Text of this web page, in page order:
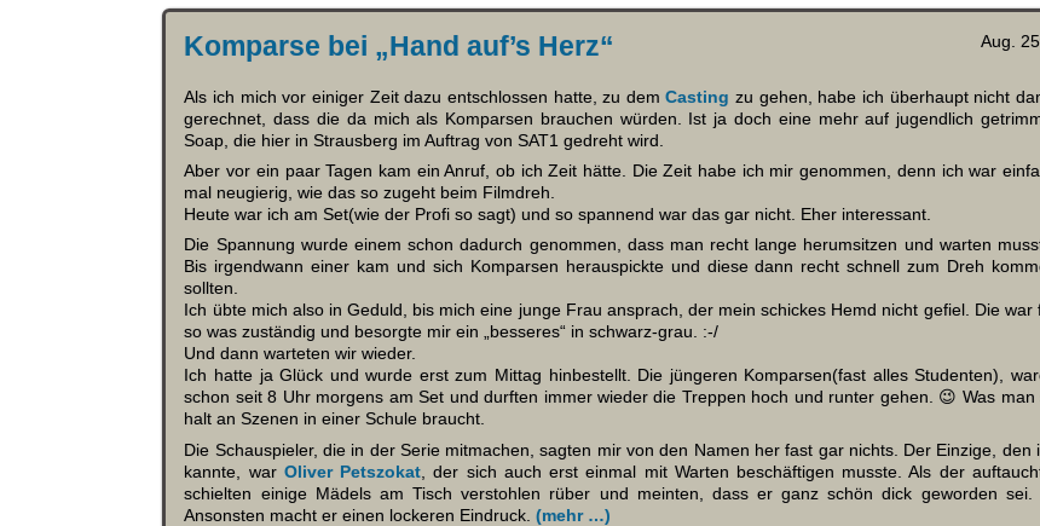
Aug.
Komparse bei „Hand auf’s Herz“
Als ich mich vor einiger Zeit dazu entschlossen hatte, zu demCasting zu gehen, habe ich überhaupt nicht
gerechnet, dass die da mich als Komparsen brauchen würden. Ist ja doch eine mehr auf jugendlich
Soap, die hier in Strausberg im Auftrag von SAT1 gedreht wird.
Aber vor ein paar Tagen kam ein Anruf, ob ich Zeit hätte. Die Zeit habe ich mir genommen, denn ich war
mal neugierig, wie das so zugeht beim Filmdreh.
Heute war ich am Set(wie der Profi so sagt) und so spannend war das gar nicht. Eher interessant.
Die Spannung wurde einem schon dadurch genommen, dass man recht lange herumsitzen und warten
Bis irgendwann einer kam und sich Komparsen herauspickte und diese dann recht schnell zum Dreh
sollten.
Ich übte mich also in Geduld, bis mich eine junge Frau ansprach, der mein schickes Hemd nicht gefiel. Die war
so was zuständig und besorgte mir ein „besseres“ in schwarz-grau. :-/
Und dann warteten wir wieder.
Ich hatte ja Glück und wurde erst zum Mittag hinbestellt. Die jüngeren Komparsen(fast alles Studenten),
schon seit 8 Uhr morgens am Set und durften immer wieder die Treppen hoch und runter gehen. 😉 Was man
halt an Szenen in einer Schule braucht.
Die Schauspieler, die in der Serie mitmachen, sagten mir von den Namen her fast gar nichts. Der Einzige, den
kannte, war Oliver Petszokat , der sich auch erst einmal mit Warten beschäftigen musste. Als der
schielten einige Mädels am Tisch verstohlen rüber und meinten, dass er ganz schön dick geworden sei.
Ansonsten macht er einen lockeren Eindruck.(mehr …)